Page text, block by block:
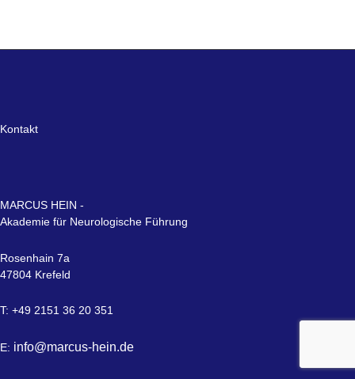
Kontakt
MARCUS HEIN -
Akademie für Neurologische Führung
Rosenhain 7a
47804 Krefeld
T: +49 2151 36 20 351
E: info@marcus-hein.de